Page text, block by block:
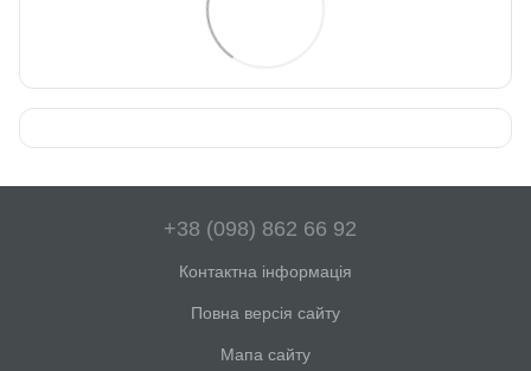
+38 (098) 862 66 92
Контактна інформація
Повна версія сайту
Мапа сайту